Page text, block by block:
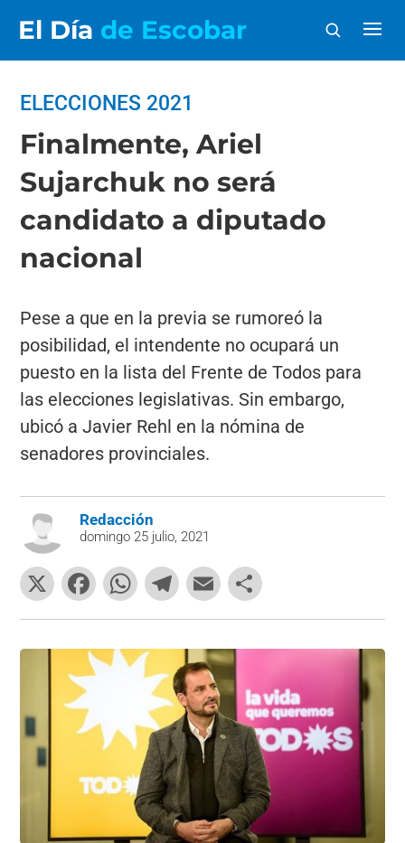
El Día de Escobar
ELECCIONES 2021
Finalmente, Ariel
Sujarchuk no será
candidato a diputado
nacional
Pese a que en la previa se rumoreó la
posibilidad, el intendente no ocupará un
puesto en la lista del Frente de Todos para
las elecciones legislativas. Sin embargo,
ubicó a Javier Rehl en la nómina de
senadores provinciales.
Redacción
domingo 25 julio, 2021
X
F
a
c
e
o
o
k
W
h
at
s
A
p
p
T
el
e
gr
a
m
E
m
ai
l
o
m
p
ar
tir